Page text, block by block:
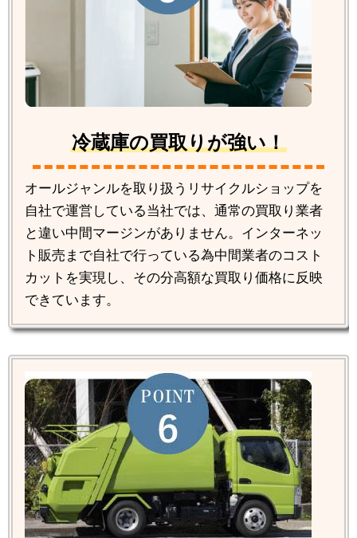
冷蔵庫の買取りが強い！
オールジャンルを取り扱うリサイクルショップを
自社で運営している当社では、通常の買取り業者
と違い中間マージンがありません。インターネッ
ト販売まで自社で行っている為中間業者のコスト
カットを実現し、その分高額な買取り価格に反映
できています。